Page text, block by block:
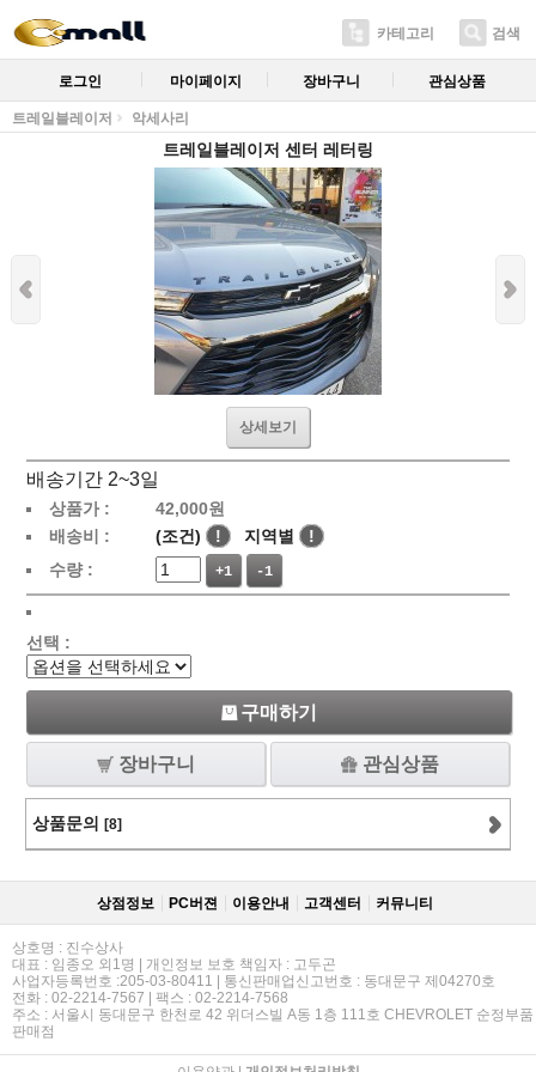
카테고리 검색
로그인 마이페이지 장바구니 관심상품
트레일블레이저 악세사리
트레일블레이저 센터 레터링
상세보기
배송기간 2~3일
상품가 : 42,000원
배송비 :
(조건) ! 지역별
!
수량 :
+1 -1
선택 :
구매하기
장바구니 관심상품
상품문의 [8]
상점정보 PC버젼 이용안내 고객센터 커뮤니티
상호명 : 진수상사
대표 : 임종오 외1명 | 개인정보 보호 책임자 : 고두곤
사업자등록번호 :205-03-80411 | 통신판매업신고번호 : 동대문구 제04270호
전화 : 02-2214-7567 | 팩스 : 02-2214-7568
주소 : 서울시 동대문구 한천로 42 위더스빌 A동 1층 111호 CHEVROLET 순정부품
판매점